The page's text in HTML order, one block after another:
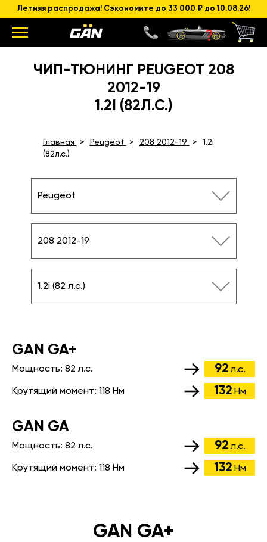
Летняя распродажа! Сэкономите до 33 000 ₽ до 10.08.26!
ЧИП-ТЮНИНГ PEUGEOT 208
2012-19
1.2I (82Л.С.)
Главная Peugeot 208 2012-19
1.2i
(82л.с.)
Peugeot
208 2012-19
1.2i (82 л.с.)
GАN GA+
Мощность: 82 л.с. 92 л.с.
Крутящий момент: 118 Нм 132 Нм
GАN GA
Мощность: 82 л.с. 92 л.с.
Крутящий момент: 118 Нм 132 Нм
GAN GA+